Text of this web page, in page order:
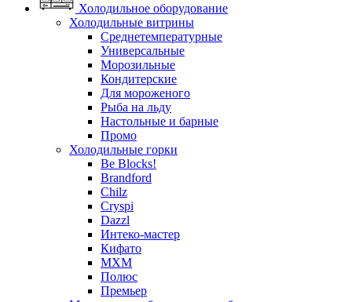
Холодильное оборудование
Холодильные витрины
Среднетемпературные
Универсальные
Морозильные
Кондитерские
Для мороженого
Рыба на льду
Настольные и барные
Промо
Холодильные горки
Be Blocks!
Brandford
Chilz
Cryspi
Dazzl
Интеко-мастер
Кифато
МХМ
Полюс
Премьер